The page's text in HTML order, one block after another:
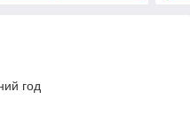
год